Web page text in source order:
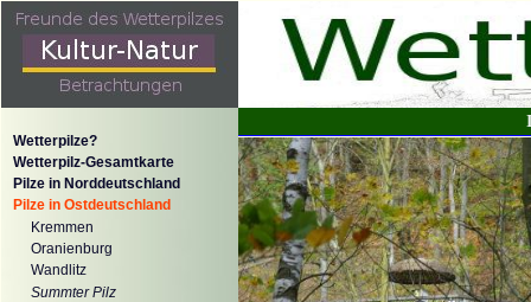
Wetterpilze?
Wetterpilz-Gesamtkarte
Pilze in Norddeutschland
Pilze in Ostdeutschland
Kremmen
Oranienburg
Wandlitz
Summter Pilz